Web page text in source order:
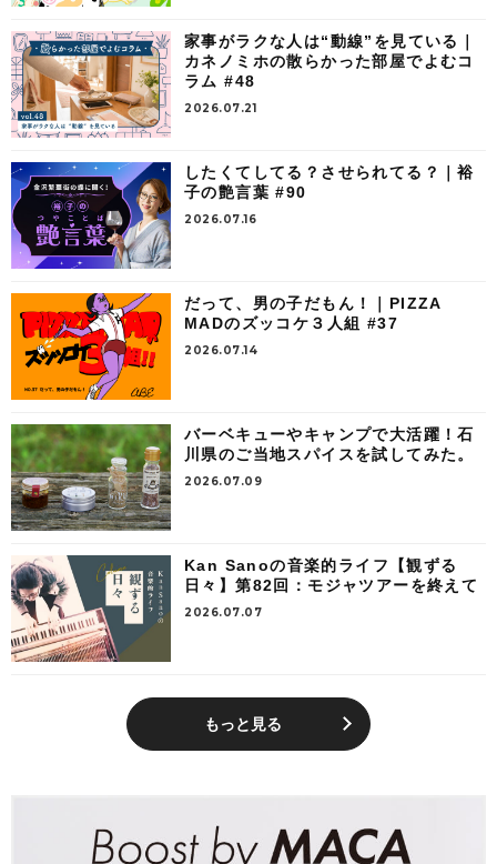
家事がラクな人は“動線”を見ている｜
カネノミホの散らかった部屋でよむコ
ラム #48
2026.07.21
したくてしてる？させられてる？｜裕
子の艶言葉 #90
2026.07.16
だって、男の子だもん！｜PIZZA
MADのズッコケ３人組 #37
2026.07.14
バーベキューやキャンプで大活躍！石
川県のご当地スパイスを試してみた。
2026.07.09
Kan Sanoの音楽的ライフ【観ずる
日々】第82回：モジャツアーを終えて
2026.07.07
もっと見る